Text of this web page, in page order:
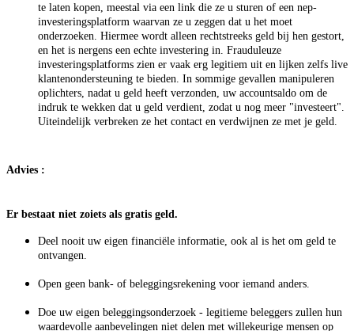
te laten kopen, meestal via een link die ze u sturen of een nep-
investeringsplatform waarvan ze u zeggen dat u het moet
onderzoeken. Hiermee wordt alleen rechtstreeks geld bij hen gestort,
en het is nergens een echte investering in. Frauduleuze
investeringsplatforms zien er vaak erg legitiem uit en lijken zelfs live
klantenondersteuning te bieden. In sommige gevallen manipuleren
oplichters, nadat u geld heeft verzonden, uw accountsaldo om de
indruk te wekken dat u geld verdient, zodat u nog meer "investeert".
Uiteindelijk verbreken ze het contact en verdwijnen ze met je geld.
Advies :
Er bestaat niet zoiets als gratis geld.
Deel nooit uw eigen financiële informatie, ook al is het om geld te
ontvangen.
Open geen bank- of beleggingsrekening voor iemand anders.
Doe uw eigen beleggingsonderzoek - legitieme beleggers zullen hun
waardevolle aanbevelingen niet delen met willekeurige mensen op